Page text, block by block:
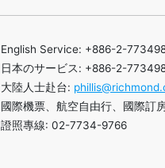
English Service: +886-2-
日本のサービス: +886-2-
大陸人士赴台:
國際機票、航空自由行、國際
證照專線: 02-7734-9766